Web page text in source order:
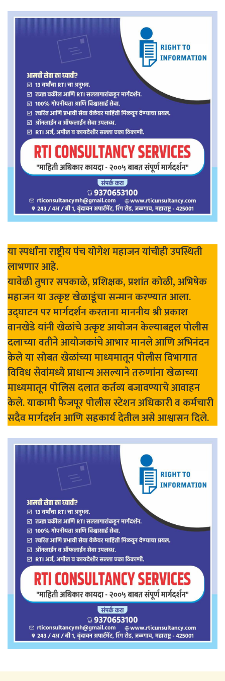
या स्पर्धांना राष्ट्रीय पंच योगेश महाजन यांचीही उपस्थिती
लाभणार आहे.
यावेळी तुषार सपकाळे, प्रशिक्षक, प्रशांत कोळी, अभिषेक
महाजन या उत्कृष्ट खेळाडूंचा सन्मान करण्यात आला.
उद्घाटन पर मार्गदर्शन करताना माननीय श्री प्रकाश
वानखेडे यांनी खेळांचे उत्कृष्ट आयोजन केल्याबद्दल पोलीस
दलाच्या वतीने आयोजकांचे आभार मानले आणि अभिनंदन
केले या सोबत खेळांच्या माध्यमातून पोलीस विभागात
विविध सेवांमध्ये प्राधान्य असल्याने तरुणांना खेळाच्या
माध्यमातून पोलिस दलात कर्तव्य बजावण्याचे आवाहन
केले. याकामी फैजपूर पोलीस स्टेशन अधिकारी व कर्मचारी
सदैव मार्गदर्शन आणि सहकार्य देतील असे आश्वासन दिले.